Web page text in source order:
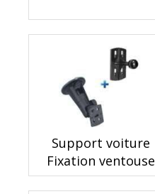
Support voiture
Fixation ventouse